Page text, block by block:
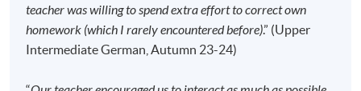
teacher was willing to spend extra effort to correct own
homework (which I rarely encountered before).” (Upper
Intermediate German, Autumn 23-24)